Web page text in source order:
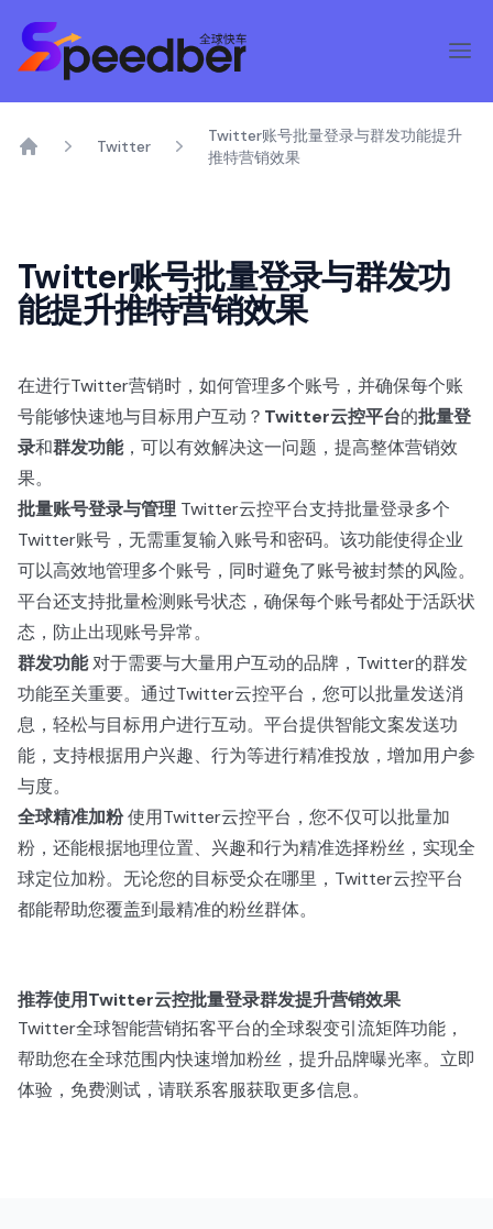
Twitter
Twitter账号批量登录与群发功能提升
推特营销效果
Twitter账号批量登录与群发功
能提升推特营销效果
在进行Twitter营销时，如何管理多个账号，并确保每个账
号能够快速地与目标用户互动？ Twitter云控平台的批量登
录和群发功能，可以有效解决这一问题，提高整体营销效
果。
批量账号登录与管理 Twitter云控平台支持批量登录多个
Twitter账号，无需重复输入账号和密码。该功能使得企业
可以高效地管理多个账号，同时避免了账号被封禁的风险。
平台还支持批量检测账号状态，确保每个账号都处于活跃状
态，防止出现账号异常。
群发功能对于需要与大量用户互动的品牌，Twitter的群发
功能至关重要。通过Twitter云控平台，您可以批量发送消
息，轻松与目标用户进行互动。平台提供智能文案发送功
能，支持根据用户兴趣、行为等进行精准投放，增加用户参
与度。
全球精准加粉使用Twitter云控平台，您不仅可以批量加
粉，还能根据地理位置、兴趣和行为精准选择粉丝，实现全
球定位加粉。无论您的目标受众在哪里，Twitter云控平台
都能帮助您覆盖到最精准的粉丝群体。
推荐使用Twitter云控批量登录群发提升营销效果
Twitter全球智能营销拓客平台的全球裂变引流矩阵功能，
帮助您在全球范围内快速增加粉丝，提升品牌曝光率。立即
体验，免费测试，请联系客服获取更多信息。